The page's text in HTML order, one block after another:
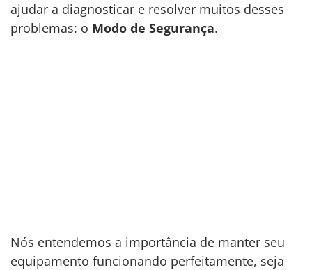
ajudar a diagnosticar e resolver muitos desses
problemas: o Modo de Segurança.
Nós entendemos a importância de manter seu
equipamento funcionando perfeitamente, seja